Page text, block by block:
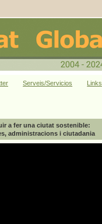
Serveis/Servicios Links
a fer una ciutat sostenible:
administracions i ciutadania